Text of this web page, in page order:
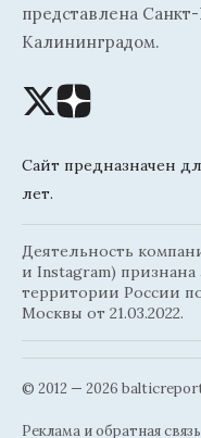
представлена
Калининградом.
Сайт предназначен
лет.
Деятельность
и Instagram) признана
территории России
Москвы от 21.03.2022.
© 2012 — 2026
Реклама и обратная